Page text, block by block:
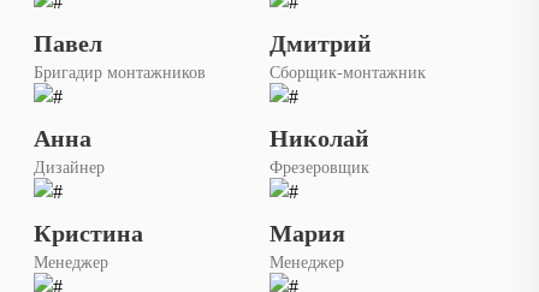
Павел
Бригадир монтажников
Дмитрий
Сборщик-монтажник
Анна
Дизайнер
Николай
Фрезеровщик
Кристина
Менеджер
Мария
Менеджер